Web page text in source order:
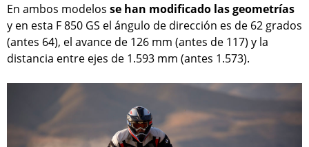
En ambos modelos se han modificado las geometrías
y en esta F 850 GS el ángulo de dirección es de 62 grados
(antes 64), el avance de 126 mm (antes de 117) y la
distancia entre ejes de 1.593 mm (antes 1.573).